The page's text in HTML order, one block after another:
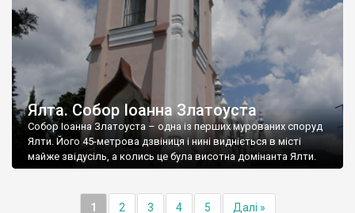
Ялта. Собор Іоанна Златоуста
Собор Іоанна Златоуста – одна із перших мурованих споруд
Ялти. Його 45-метрова дзвіниця і нині видніється в місті
майже звідусіль, а колись це була висотна домінанта Ялти.
1 2 3 4 5 Далі »